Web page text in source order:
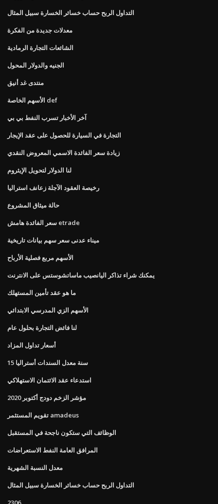
التداول الربح حساب خسائر الخسارة سبيل المثال
معدلات جديدة من الفكرة
الشائعات التجارة الرمادية
الجنيه والدولار المحول
منتدى غد أنيق
الأسهم الخاصة def
آخر الأخبار تسرب النفط بي بي
التجارة في السيارة للحصول على عقد الإيجار
زيادة سعر الفائدة الاسمي المعروض النقدي
لنا الدولار لتحويل الإيثروم
رخيصة العقود الآجلة زعانف استراليا
حالة ميثاق المشروع
سعر الفائدة هامش etrade
ميناء عدنى سعر سهم بيانات تاريخية
الأسهم مربع فصلية الأرباح
يمكنك شراء تذاكر اليانصيب ماساتشوستس على الانترنت
ما هو عقد تأمين المستهلك
الأسهم الزي المدرسي الابتدائي
لنا فائض التجارة بحلول عام
أسعار تداول المزاد
15 سنة معدل السندات أستراليا
استدعاء عقد الائتمان الاستهلاكي
مؤشر الزخم دودج أكتوبر 2020
تقويم المستثمر amadeus
الوظائف التي ستكون ناجحة في المستقبل
المرافق العامة النفط الاستعراضات
معدل النسبة الشهرية
التداول الربح حساب خسائر الخسارة سبيل المثال